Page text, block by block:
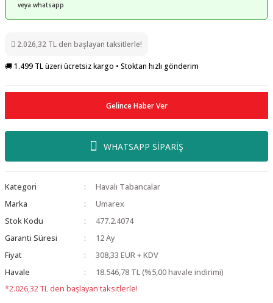
veya whatsapp
2.026,32 TL den başlayan taksitlerle!
🚚 1.499 TL üzeri ücretsiz kargo • Stoktan hızlı gönderim
Gelince Haber Ver
WHATSAPP SİPARİŞ
Kategori
Havalı Tabancalar
Marka
Umarex
Stok Kodu
477.2.4074
Garanti Süresi
12 Ay
Fiyat
308,33 EUR + KDV
Havale
18.546,78 TL (%5,00 havale indirimi)
*2.026,32 TL den başlayan taksitlerle!